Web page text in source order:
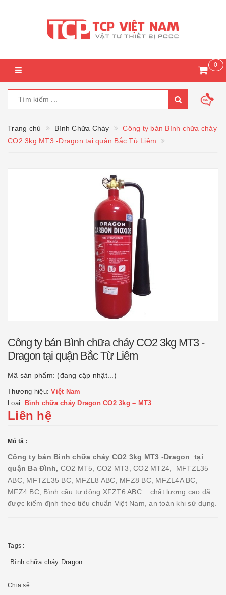
0
Trang chủ Bình Chữa Cháy
Công ty bán Bình chữa cháy
CO2 3kg MT3 -Dragon tại quận Bắc Từ Liêm
Công ty bán Bình chữa cháy CO2 3kg MT3 -
Dragon tại quận Bắc Từ Liêm
Mã sản phẩm: (đang cập nhật...)
Thương hiệu:Việt Nam
Loại: Bình chữa cháy Dragon CO2 3kg – MT3
Liên hệ
Mô tả :
Công ty bán Bình chữa cháy CO2 3kg MT3 -Dragon tại
quận Ba Đình, CO2 MT5, CO2 MT3, CO2 MT24, MFTZL35
ABC, MFTZL35 BC, MFZL8 ABC, MFZ8 BC, MFZL4A BC,
MFZ4 BC, Bình cầu tự động XFZT6 ABC... chất lượng cao đã
được kiểm định theo tiêu chuẩn Việt Nam, an toàn khi sử dụng.
Tags :
Bình chữa cháy Dragon
Chia sẻ: